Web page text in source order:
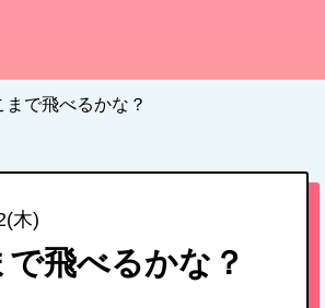
まで飛べるかな？
木)
飛べるかな？